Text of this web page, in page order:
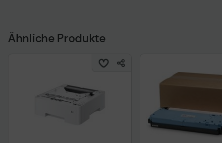
Ähnliche Produkte